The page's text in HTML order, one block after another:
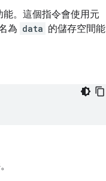
。這個指令會使用元
為 data 的儲存空間能